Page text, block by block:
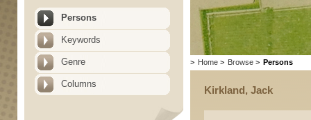
Persons
Keywords
Genre
Columns
> Home > Browse > Persons
Kirkland, Jack